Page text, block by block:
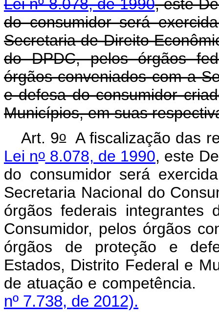
Lei nº 8.078, de 1990, este
do consumidor será
Secretaria de Direito
do DPDC, pelos órgãos
órgãos conveniados com a
e defesa do consumidor
Municípios, em suas
Art. 9oA fiscalização das
Lei no8.078, de 1990, este
do consumidor será
Secretaria Nacional do
órgãos federais integrantes
Consumidor, pelos órgãos
órgãos de proteção e
Estados, Distrito Federal e
de atuação e competência.
nº 7.738, de 2012).